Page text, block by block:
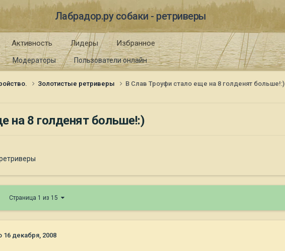
Лабрадор.ру собаки - ретриверы
Модераторы Пользователи онлайн
Активность Лидеры Избранное
Золотистые ретриверы В Слав Троуфи стало еще на 8 голденят больше!:)
на 8 голденят больше!:)
Страница 1 из 15
16 декабря, 2008